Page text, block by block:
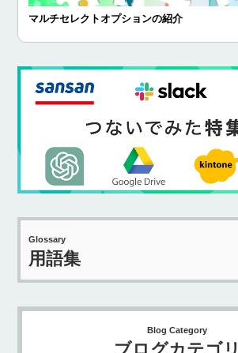
マルチセレクトオプションの紹介
Glossary
用語集
Blog Category